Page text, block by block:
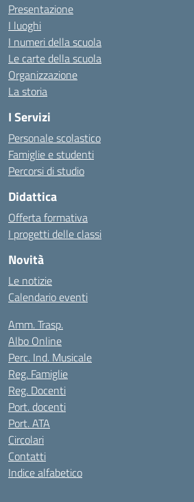
Presentazione
I luoghi
I numeri della scuola
Le carte della scuola
Organizzazione
La storia
I Servizi
Personale scolastico
Famiglie e studenti
Percorsi di studio
Didattica
Offerta formativa
I progetti delle classi
Novità
Le notizie
Calendario eventi
Amm. Trasp.
Albo Online
Perc. Ind. Musicale
Reg. Famiglie
Reg. Docenti
Port. docenti
Port. ATA
Circolari
Contatti
Indice alfabetico